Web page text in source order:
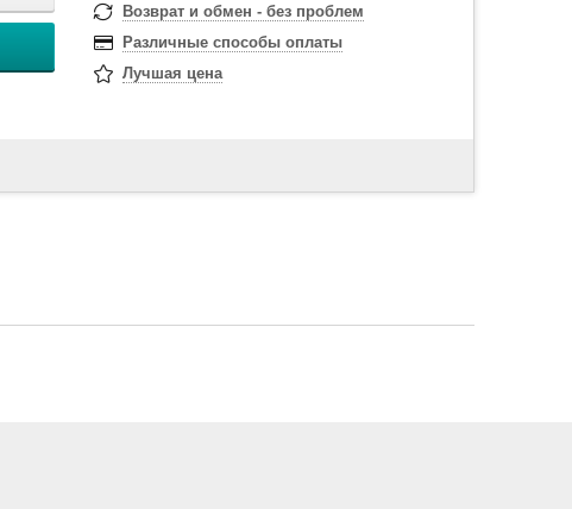
Возврат и обмен - без проблем
Различные способы оплаты
Лучшая цена